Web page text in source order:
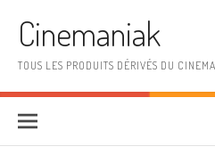
Cinemaniak
TOUS LES PRODUITS DÉRIVÉS DU CINEMA